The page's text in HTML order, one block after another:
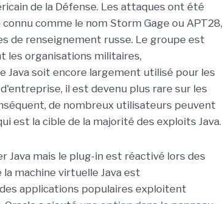
de la Défense. Les attaques ont été
comme le nom Storm Gage ou APT28,
de renseignement russe. Le groupe est
les organisations militaires,
Java soit encore largement utilisé pour les
il est devenu plus rare sur les
de nombreux utilisateurs peuvent
est la cible de la majorité des exploits Java.
mais le plug-in est réactivé lors des
machine virtuelle Java est
applications populaires exploitent